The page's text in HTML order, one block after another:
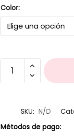
Color:
SKU: N/D
Métodos de pago: